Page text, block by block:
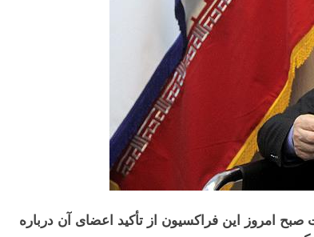
امروز این فراکسیون از تأکید اعضای آن درباره